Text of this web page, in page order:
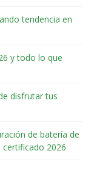
tendencia en
y todo lo que
disfrutar tus
de batería de
2026